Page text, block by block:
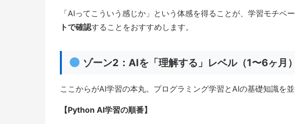
「AIってこういう感じか」という体感を得ることが、学習モチベ
トで確認することをおすすめします。
ゾーン2：AIを「理解する」レベル（1〜6ヶ月）
ここからがAI学習の本丸。プログラミング学習とAIの基礎知識を並
【Python AI学習の順番】